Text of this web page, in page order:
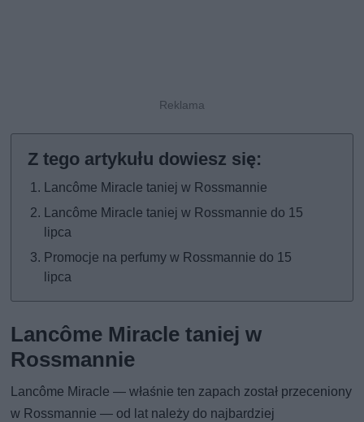
Lancôme Miracle taniej w Rossmannie
Lancôme Miracle taniej w Rossmannie do 15
lipca
Promocje na perfumy w Rossmannie do 15
lipca
Lancôme Miracle taniej w
Rossmannie
Lancôme Miracle — właśnie ten zapach został przeceniony
w Rossmannie — od lat należy do najbardziej